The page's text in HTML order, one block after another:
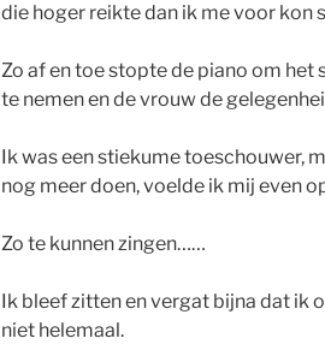
die hoger reikte dan ik me voor kon
Zo af en toe stopte de piano om het
te nemen en de vrouw de
Ik was een stiekume toeschouwer,
nog meer doen, voelde ik mij even
Zo te kunnen zingen……
Ik bleef zitten en vergat bijna dat ik
niet helemaal.